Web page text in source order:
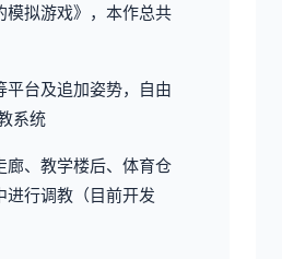
模拟游戏》，本作总共
平台及追加姿势，自由
系统
廊、教学楼后、体育仓
进行调教（目前开发